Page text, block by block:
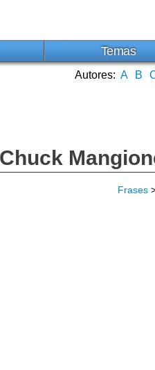
Temas
Autores: A B
Frases